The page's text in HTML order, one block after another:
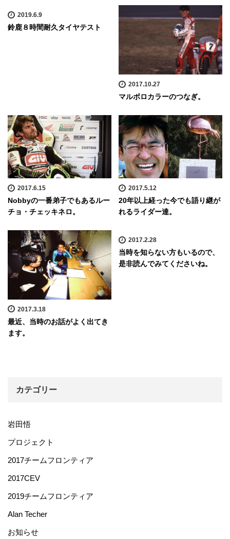
2019.6.9
鈴鹿８時間耐久タイヤテスト
2017.10.27
マルボロカラーのつなぎ。
2017.6.15
Nobbyの一番弟子でもあるルー
チョ・チェッキネロ。
2017.5.12
20年以上経った今でも語り継が
れるライダー達。
2017.3.18
最近、当時のお話がよく出てき
ます。
2017.2.28
当時を知らない方もいるので、
是非読んでみてくださいね。
カテゴリー
岩田悟
プロジェクト
2017チームフロンティア
2017CEV
2019チームフロンティア
Alan Techer
お知らせ